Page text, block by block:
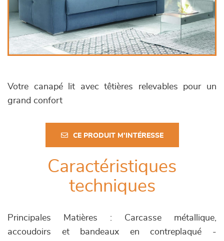
Votre canapé lit avec têtières relevables pour un
grand confort
CE PRODUIT M'INTÉRESSE
Caractéristiques
techniques
Principales Matières : Carcasse métallique,
accoudoirs et bandeaux en contreplaqué -